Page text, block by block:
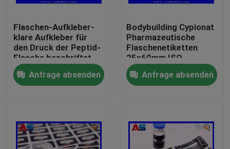
Haus
Über uns
Flaschen-Aufkleber-
klare Aufkleber für
den Druck der Peptid-
Flasche beschriftet
Aufkleber der Phiole
10ml kleine
Flaschenaufkleber
Anfrage absenden
Bodybuilding Cypionat
Pharmazeutische
Flaschenetiketten
25x60mm ISO-
zertifiziert für 10 ml
Durchstechflaschen
Anfrage absenden